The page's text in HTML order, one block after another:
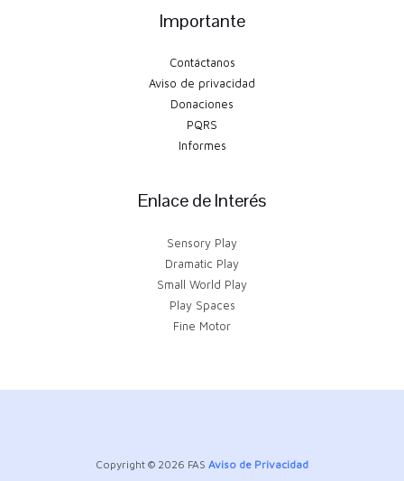
Importante
Contáctanos
Aviso de privacidad
Donaciones
PQRS
Informes
Enlace de Interés
Sensory Play
Dramatic Play
Small World Play
Play Spaces
Fine Motor
Copyright © 2026 FAS Aviso de Privacidad